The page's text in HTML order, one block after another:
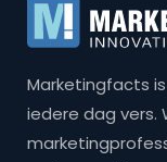
Marketingfacts
iedere dag vers.